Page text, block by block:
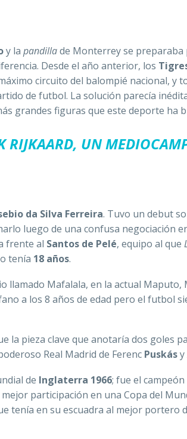
y la pandillade Monterrey se
Desde el año anterior, los
circuito del balompié nacional, y
de futbol. La solución parecía
grandes figuras que este deporte ha
RIJKAARD, UN
da Silva Ferreira. Tuvo un debut
luego de una confusa negociación
frente al Santos de Pelé, equipo al que
tenía 18 años.
llamado Mafalala, en la actual Maputo,
a los 8 años de edad pero el futbol
la pieza clave que anotaría dos goles
Real Madrid de Ferenc Puskásy
de Inglaterra 1966; fue el
participación en una Copa del
tenía en su escuadra al mejor portero